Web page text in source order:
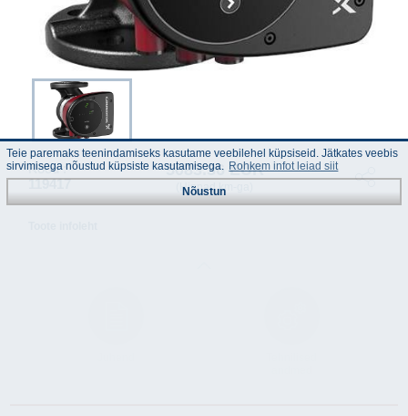
Kood :
119417
5083.36 EUR
(Hinnad km-ga)
Teie paremaks teenindamiseks kasutame veebilehel küpsiseid. Jätkates veebis
sirvimisega nõustud küpsiste kasutamisega. Rohkem infot leiad siit
Nõustun